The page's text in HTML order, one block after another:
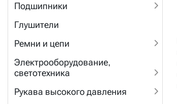
Подшипники
Глушители
Ремни и цепи
Электрооборудование,
светотехника
Рукава высокого давления